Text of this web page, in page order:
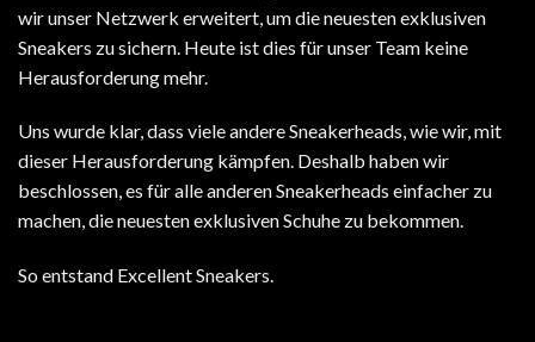
wir unser Netzwerk erweitert, um die neuesten exklusiven
Sneakers zu sichern. Heute ist dies für unser Team keine
Herausforderung mehr.
Uns wurde klar, dass viele andere Sneakerheads, wie wir, mit
dieser Herausforderung kämpfen. Deshalb haben wir
beschlossen, es für alle anderen Sneakerheads einfacher zu
machen, die neuesten exklusiven Schuhe zu bekommen.
So entstand Excellent Sneakers.